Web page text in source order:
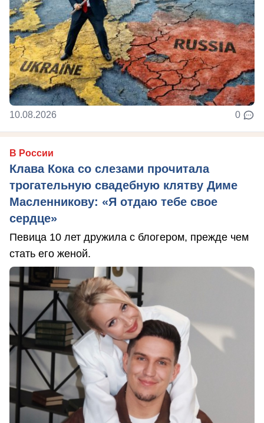
10.08.2026 0
В России
Клава Кока со слезами прочитала
трогательную свадебную клятву Диме
Масленникову: «Я отдаю тебе свое
сердце»
Певица 10 лет дружила с блогером, прежде чем
стать его женой.